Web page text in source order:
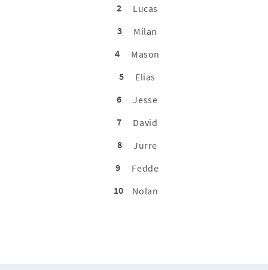
2
Lucas
3
Milan
4
Mason
5
Elias
6
Jesse
7
David
8
Jurre
9
Fedde
10
Nolan